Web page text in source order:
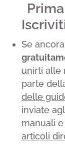
Se
unirti alle
parte
delle
inviate
manuali
articoli